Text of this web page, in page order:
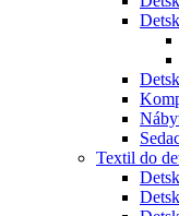
Textil do